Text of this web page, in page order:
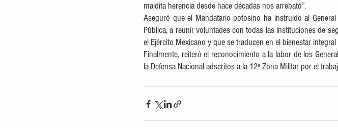
maldita herencia desde hace décadas nos arrebató”.
Aseguró que el Mandatario potosino ha instruido al
Pública, a reunir voluntades con todas las instituciones de
el Ejército Mexicano y que se traducen en el bienestar
Finalmente, reiteró el reconocimiento a la labor de los
la Defensa Nacional adscritos a la 12ª Zona Militar por el